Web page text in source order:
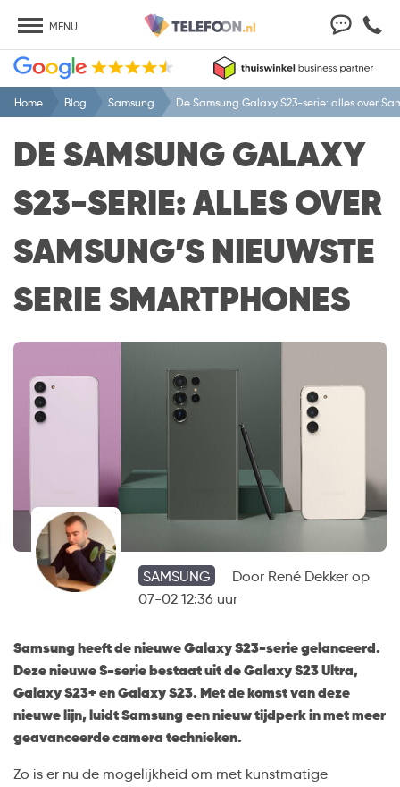
MENU
Home Blog Samsung De Samsung Galaxy S23-serie: alles over
DE SAMSUNG GALAXY
S23-SERIE: ALLES OVER
SAMSUNG’S NIEUWSTE
SERIE SMARTPHONES
SAMSUNG Door René Dekker op
07-02 12:36 uur
Samsung heeft de nieuwe Galaxy S23-serie gelanceerd.
Deze nieuwe S-serie bestaat uit de Galaxy S23 Ultra,
Galaxy S23+ en Galaxy S23. Met de komst van deze
nieuwe lijn, luidt Samsung een nieuw tijdperk in met meer
geavanceerde camera technieken.
Zo is er nu de mogelijkheid om met kunstmatige